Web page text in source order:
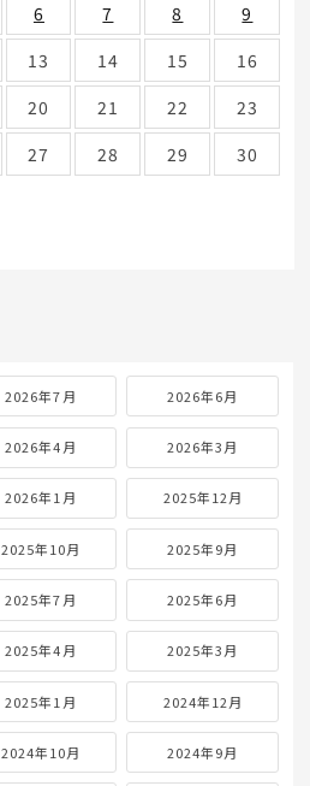
6 7 8
9
13 14 15
16
20 21 22
23
27 28 29
30
2026年7月 2026年6月
2026年4月 2026年3月
2026年1月 2025年12月
2025年10月 2025年9月
2025年7月 2025年6月
2025年4月 2025年3月
2025年1月 2024年12月
2024年10月 2024年9月